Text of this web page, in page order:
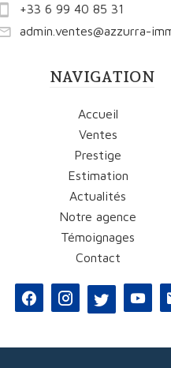
+33 6 99 40 85 31
admin.ventes@azzurra-
NAVIGATION
Accueil
Ventes
Prestige
Estimation
Actualités
Notre agence
Témoignages
Contact